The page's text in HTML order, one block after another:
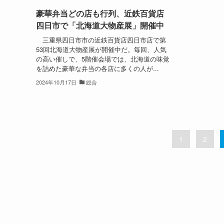
豪華弁当どの店も行列、近鉄百貨店
四日市で「北海道大物産展」開催中
三重県四日市市の近鉄百貨店四日市店で第
53回北海道大物産展が開催中だ。毎回、人気
の高い催しで、5階催会場では、北海道の味覚
を詰めた豪華な弁当の各店に多くの人が...
2024年10月17日 総合
1 2